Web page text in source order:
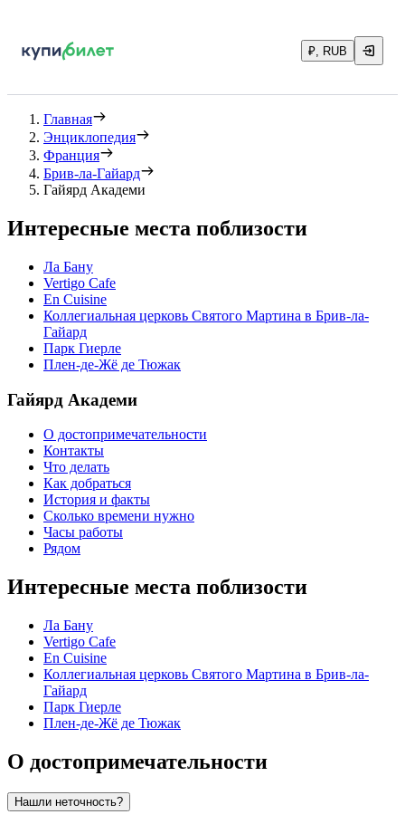
₽, RUB
Главная
Энциклопедия
Франция
Брив-ла-Гайард
Гайярд Академи
Интересные места поблизости
Ла Бану
Vertigo Cafe
En Cuisine
Коллегиальная церковь Святого Мартина в Брив-ла-
Гайард
Парк Гиерле
Плен-де-Жё де Тюжак
Гайярд Академи
О достопримечательности
Контакты
Что делать
Как добраться
История и факты
Сколько времени нужно
Часы работы
Рядом
Интересные места поблизости
Ла Бану
Vertigo Cafe
En Cuisine
Коллегиальная церковь Святого Мартина в Брив-ла-
Гайард
Парк Гиерле
Плен-де-Жё де Тюжак
О достопримечательности
Нашли неточность?